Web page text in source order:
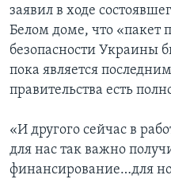
заявил в ходе
Белом доме, что «пакет
безопасности Украины
пока является
правительства есть
«И другого сейчас в
для нас так важно
финансирование…для